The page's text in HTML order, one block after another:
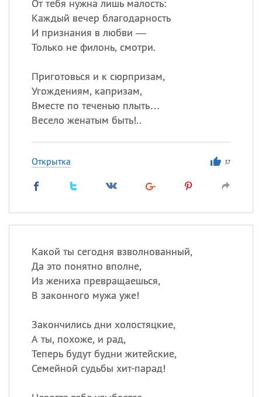
От тебя нужна лишь малость:
Каждый вечер благодарность
И признания в любви —
Только не филонь, смотри.
Приготовься и к сюрпризам,
Угождениям, капризам,
Вместе по теченью плыть…
Весело женатым быть!..
Открытка 37
Какой ты сегодня взволнованный,
Да это понятно вполне,
Из жениха превращаешься,
В законного мужа уже!
Закончились дни холостяцкие,
А ты, похоже, и рад,
Теперь будут будни житейские,
Семейной судьбы хит-парад!